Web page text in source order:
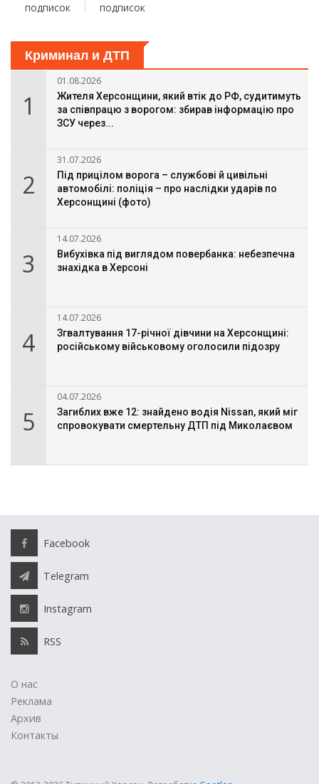
подписок подписок
Криминал и ДТП
1
01.08.2026
Жителя Херсонщини, який втік до РФ, судитимуть
за співпрацю з ворогом: збирав інформацію про
ЗСУ через...
2
31.07.2026
Під прицілом ворога – службові й цивільні
автомобілі: поліція – про наслідки ударів по
Херсонщині (фото)
3
14.07.2026
Вибухівка під виглядом повербанка: небезпечна
знахідка в Херсоні
4
14.07.2026
Згвалтування 17-річної дівчини на Херсонщині:
російському військовому оголосили підозру
5
04.07.2026
Загиблих вже 12: знайдено водія Nissan, який міг
спровокувати смертельну ДТП під Миколаєвом
Facebook
Telegram
Instagram
RSS
О нас
Реклама
Архив
Контакты